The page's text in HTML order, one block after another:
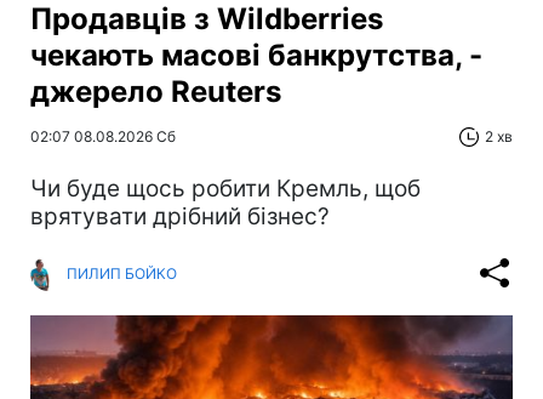
Продавців з Wildberries
чекають масові банкрутства, -
джерело Reuters
02:07 08.08.2026 Сб 2 хв
Чи буде щось робити Кремль, щоб
врятувати дрібний бізнес?
ПИЛИП БОЙКО